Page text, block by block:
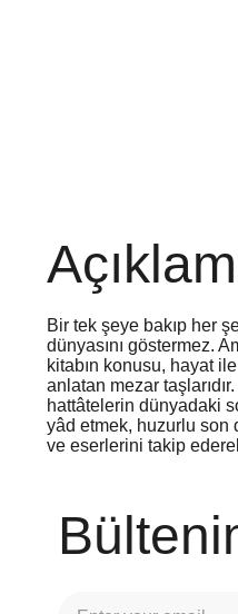
Bir tek şeye bakıp her
dünyasını göstermez.
kitabın konusu, hayat
anlatan mezar
hattâtelerin dünyadaki
yâd etmek, huzurlu son
ve eserlerini takip